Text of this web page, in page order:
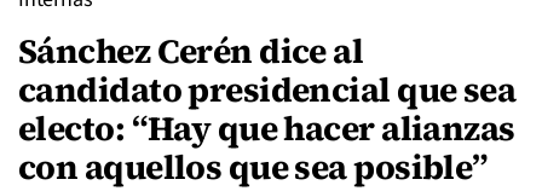
Sánchez Cerén dice al
candidato presidencial que sea
electo: “Hay que hacer alianzas
con aquellos que sea posible”